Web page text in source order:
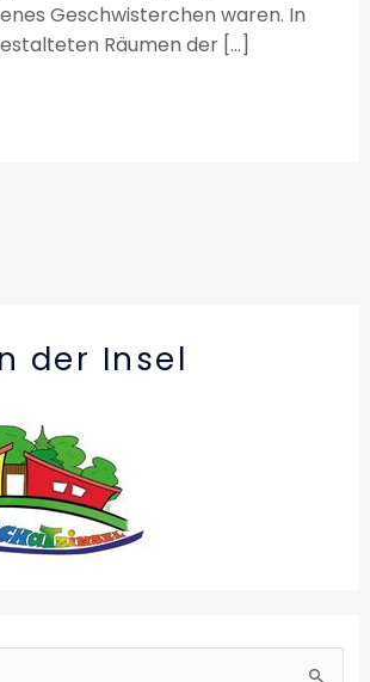
Geschwisterchen waren. In
Räumen der […]
der Insel